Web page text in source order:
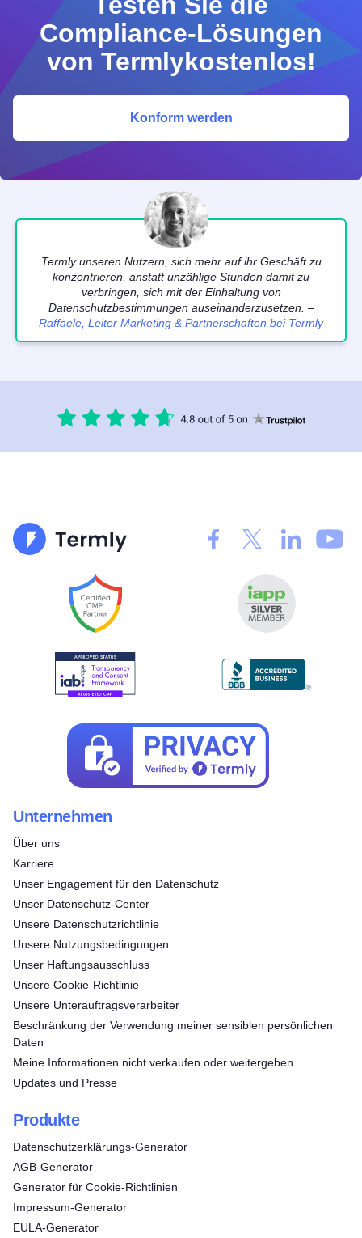
Compliance-Lösungen
von Termlykostenlos!
Konform werden
Termly unseren Nutzern, sich mehr auf ihr Geschäft zu
konzentrieren, anstatt unzählige Stunden damit zu
verbringen, sich mit der Einhaltung von
Datenschutzbestimmungen auseinanderzusetzen. –
Raffaele, Leiter Marketing & Partnerschaften bei Termly
Unternehmen
Über uns
Karriere
Unser Engagement für den Datenschutz
Unser Datenschutz-Center
Unsere Datenschutzrichtlinie
Unsere Nutzungsbedingungen
Unser Haftungsausschluss
Unsere Cookie-Richtlinie
Unsere Unterauftragsverarbeiter
Beschränkung der Verwendung meiner sensiblen persönlichen
Daten
Meine Informationen nicht verkaufen oder weitergeben
Updates und Presse
Produkte
Datenschutzerklärungs-Generator
AGB-Generator
Generator für Cookie-Richtlinien
Impressum-Generator
EULA-Generator